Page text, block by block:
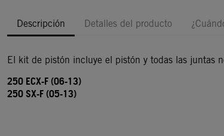
Descripción Detalles del producto
El kit de pistón incluye el pistón y todas las juntas
250 ECX-F (06-13)
250 SX-F (05-13)